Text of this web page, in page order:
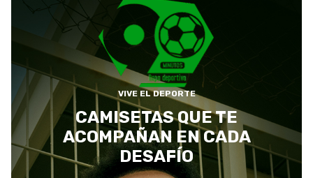
VIVE EL DEPORTE
CAMISETAS QUE TE
ACOMPAÑAN EN CADA
DESAFÍO